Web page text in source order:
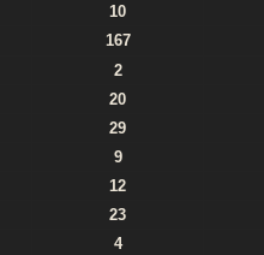
10
167
2
20
29
9
12
23
4